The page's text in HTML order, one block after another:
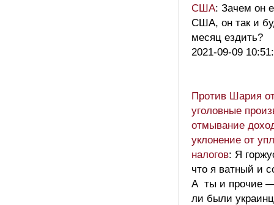
США: Зачем он
США, он так и
месяц ездить?
2021-09-09
Против Шария
уголовные
отмывание
уклонение от
налогов: Я
что я ватный и
А ты и прочие —
ли были